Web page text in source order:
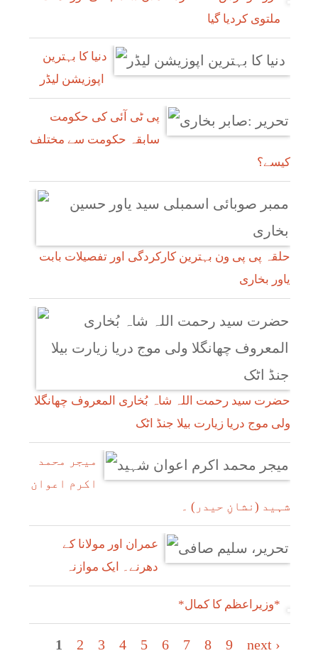
ملتوی کردیا گیا
دنیا کا بہترین
پی ٹی آئی کی حکومت
سابقہ حکومت سے مختلف
کیسے؟
حلقہ پی پی ون بہترین کارکردگی اور تفصیلات بابت
یاور بخاری
حضرت سید رحمت اللہ شاہ بُخاری المعروف چھانگلا
ولی موج دریا زیارت بیلا جنڈ اٹک
میجر محمد
اکرم اعوان
شہید (نشانِ حیدر) ۔
عمران اور مولانا کے
دھرنے۔ ایک موازنہ
*وزیراعظم کا کمال*
Pages
1 2 3 4 5 6 7 8 9
next ›